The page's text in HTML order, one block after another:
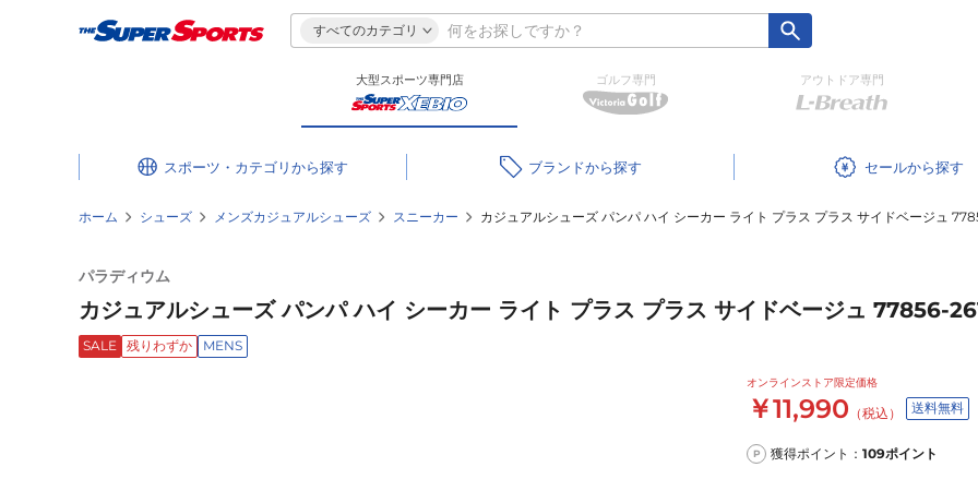
すべてのカテゴリ
大型スポーツ専門店 ゴルフ専門 アウトドア専門
スポーツ・カテゴリ ブランド セール
ホーム シューズ メンズカジュアルシューズ スニーカー カジュアルシューズ パンパ ハイ シーカー ライト プラス プラス サイドベージュ
パラディウム
カジュアルシューズ パンパ ハイ シーカー ライト プラス プラス サイドベージュ 77856-
SALE 残りわずか MENS
オンラインストア限定価格
￥11,990 （税込） 送料無料
P 獲得ポイント： 109ポイント